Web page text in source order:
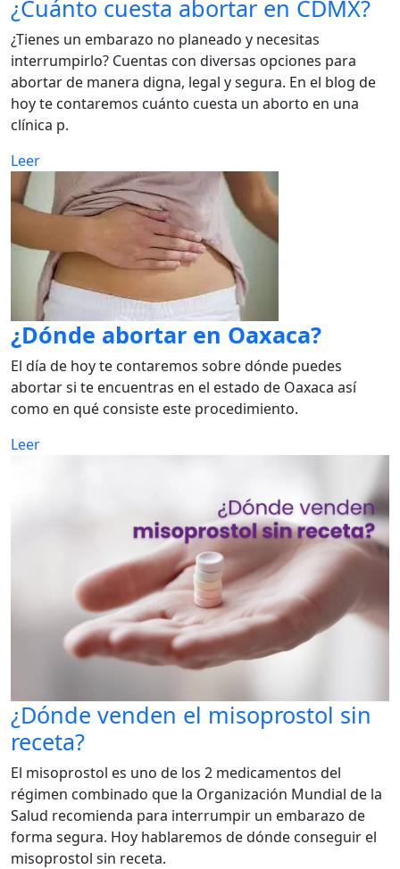
¿Cuánto cuesta abortar en CDMX?
¿Tienes un embarazo no planeado y necesitas
interrumpirlo? Cuentas con diversas opciones para
abortar de manera digna, legal y segura. En el blog de
hoy te contaremos cuánto cuesta un aborto en una
clínica p.
Leer
¿Dónde abortar en Oaxaca?
El día de hoy te contaremos sobre dónde puedes
abortar si te encuentras en el estado de Oaxaca así
como en qué consiste este procedimiento.
Leer
¿Dónde venden el misoprostol sin
receta?
El misoprostol es uno de los 2 medicamentos del
régimen combinado que la Organización Mundial de la
Salud recomienda para interrumpir un embarazo de
forma segura. Hoy hablaremos de dónde conseguir el
misoprostol sin receta.